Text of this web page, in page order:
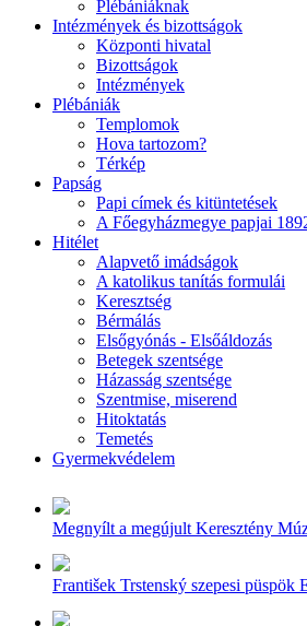
Plébániáknak
Intézmények és bizottságok
Központi hivatal
Bizottságok
Intézmények
Plébániák
Templomok
Hova tartozom?
Térkép
Papság
Papi címek és kitüntetések
A Főegyházmegye papjai
Hitélet
Alapvető imádságok
A katolikus tanítás formulái
Keresztség
Bérmálás
Elsőgyónás - Elsőáldozás
Betegek szentsége
Házasság szentsége
Szentmise, miserend
Hitoktatás
Temetés
Gyermekvédelem
Megnyílt a megújult Keresztény
František Trstenský szepesi püspök